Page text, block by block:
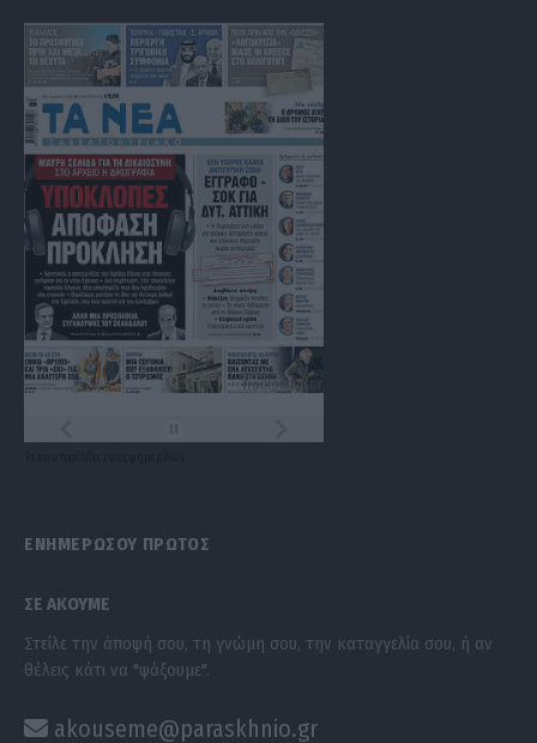
ΕΝΗΜΕΡΩΣΟΥ ΠΡΩΤΟΣ
ΣΕ ΑΚΟΥΜΕ
Στείλε την άποψή σου, τη γνώμη σου, την καταγγελία σου, ή αν
θέλεις κάτι να "ψάξουμε".
akouseme@paraskhnio.gr